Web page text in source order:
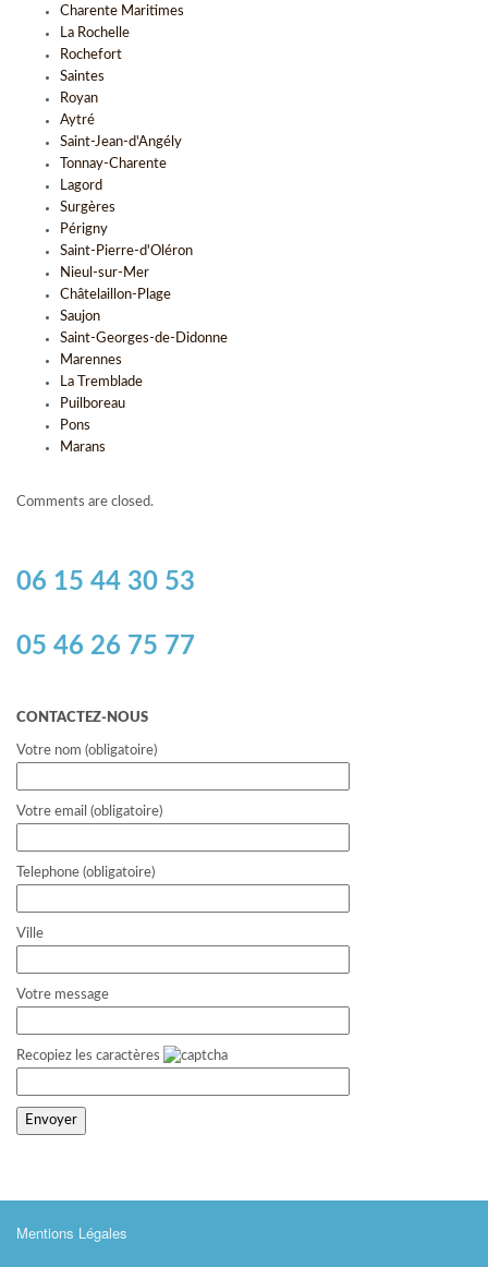
Charente Maritimes
La Rochelle
Rochefort
Saintes
Royan
Aytré
Saint-Jean-d'Angély
Tonnay-Charente
Lagord
Surgères
Périgny
Saint-Pierre-d'Oléron
Nieul-sur-Mer
Châtelaillon-Plage
Saujon
Saint-Georges-de-Didonne
Marennes
La Tremblade
Puilboreau
Pons
Marans
Comments are closed.
06 15 44 30 53
05 46 26 75 77
CONTACTEZ-NOUS
Votre nom (obligatoire)
Votre email (obligatoire)
Telephone (obligatoire)
Ville
Votre message
Recopiez les caractères
Mentions Légales